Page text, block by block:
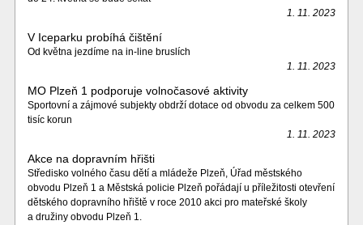
1. 11. 2023
V Iceparku probíhá čištění
Od května jezdíme na in-line bruslích
1. 11. 2023
MO Plzeň 1 podporuje volnočasové aktivity
Sportovní a zájmové subjekty obdrží dotace od obvodu za celkem 500
tisíc korun
1. 11. 2023
Akce na dopravním hřišti
Středisko volného času dětí a mládeže Plzeň, Úřad městského
obvodu Plzeň 1 a Městská policie Plzeň pořádají u příležitosti otevření
dětského dopravního hřiště v roce 2010 akci pro mateřské školy
a družiny obvodu Plzeň 1.